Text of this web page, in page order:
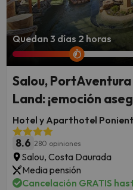
Quedan 3 días 2 horas
Salou,
Land: ¡emoción
Hotel y Aparthotel
8.6 280 opiniones
Salou, Costa Daurada
Media pensión
Cancelación GRATIS